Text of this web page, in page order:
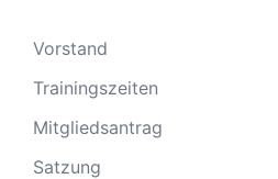
Vorstand
Trainingszeiten
Mitgliedsantrag
Satzung